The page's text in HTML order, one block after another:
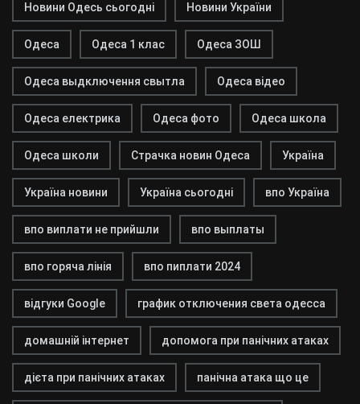
Новини Одесь сьогодні Новини України
Одеса Одеса 1 клас Одеса ЗОШ
Одеса выдключення свытла Одеса відео
Одеса електрика Одеса фото Одеса школа
Одеса школи Страчка новин Одеса Україна
Україна новини Україна сьогодні впо Україна
впо виплати не прийшли впо выплаты
впо горяча лінія впо пиплати 2024
відгуки Google график отключения света одесса
домашній інтернет допомога при панічних атаках
дієта при панічних атаках панічна атака що це